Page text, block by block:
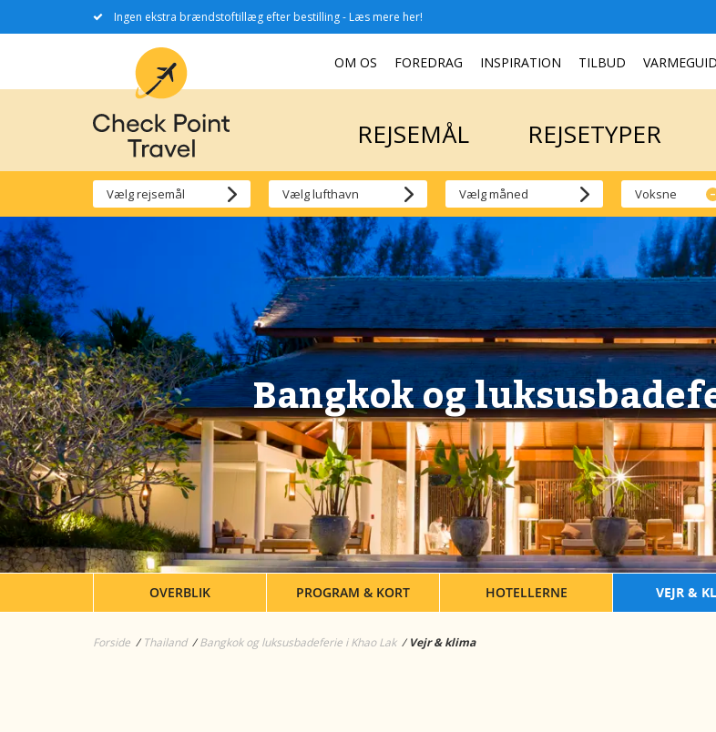
Ingen ekstra brændstoftillæg efter bestilling - Læs mere her!
OM OS FOREDRAG INSPIRATION TILBUD
REJSEMÅL REJSETYPER
REJSEMÅL REJSETYPER
Voksne -
Bangkok og
OVERBLIK PROGRAM & KORT HOTELLERNE VEJR &
Forside Thailand Bangkok og luksusbadeferie i Khao Lak Vejr & klima